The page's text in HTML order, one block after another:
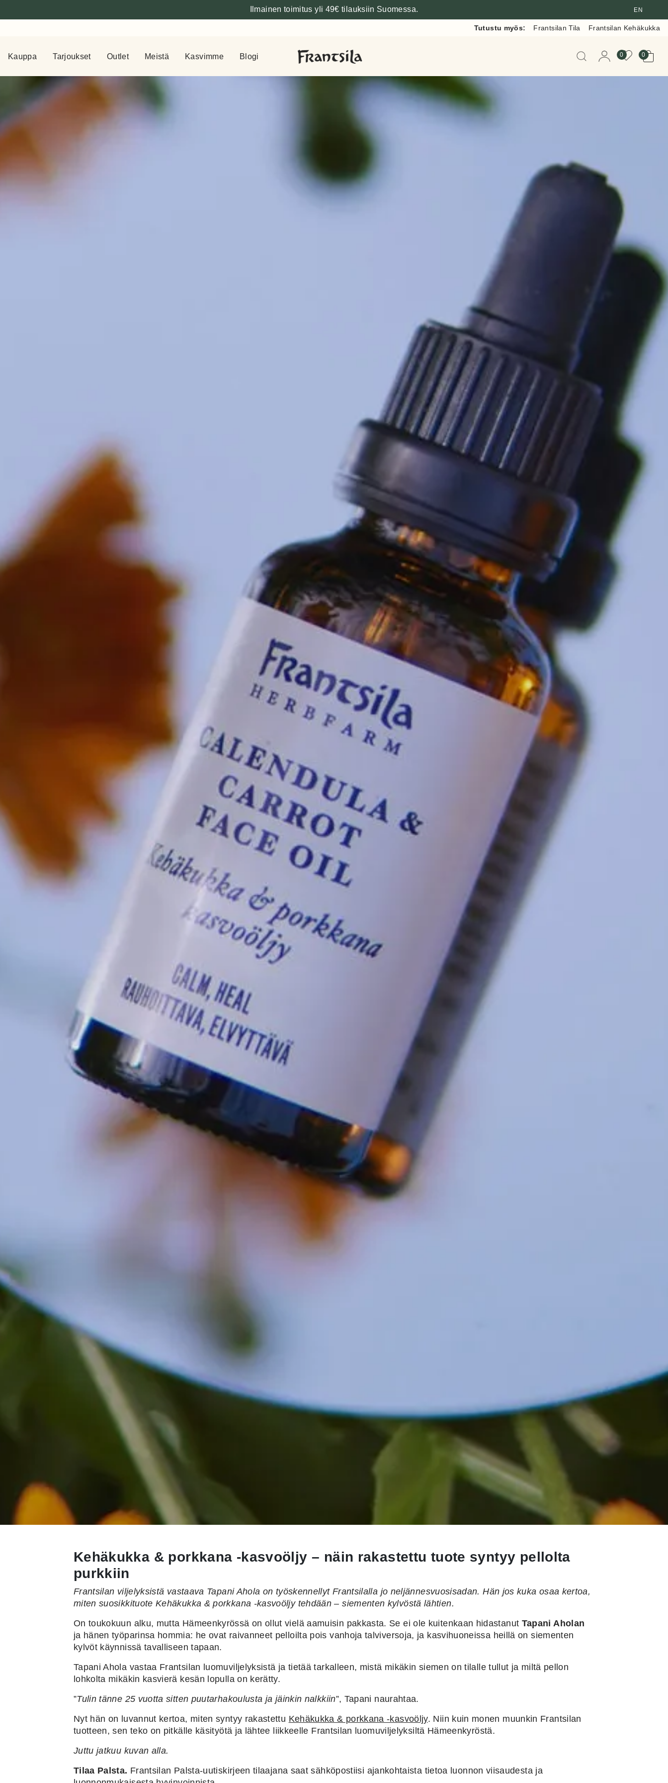
Ilmainen toimitus yli 49€ tilauksiin Suomessa. EN
Tutustu myös: Frantsilan Tila Frantsilan Kehäkukka
Kauppa Tarjoukset Outlet Meistä Kasvimme Blogi Kun tuloksia tulee,
0 0
Kehäkukka & porkkana -kasvoöljy – näin rakastettu tuote syntyy pellolta
purkkiin
Frantsilan viljelyksistä vastaava Tapani Ahola on työskennellyt Frantsilalla jo neljännesvuosisadan. Hän jos kuka osaa kertoa,
miten suosikkituote Kehäkukka & porkkana -kasvoöljy tehdään – siementen kylvöstä lähtien.
On toukokuun alku, mutta Hämeenkyrössä on ollut vielä aamuisin pakkasta. Se ei ole kuitenkaan hidastanut Tapani Aholan
ja hänen työparinsa hommia: he ovat raivanneet pelloilta pois vanhoja talviversoja, ja kasvihuoneissa heillä on siementen
kylvöt käynnissä tavalliseen tapaan.
Tapani Ahola vastaa Frantsilan luomuviljelyksistä ja tietää tarkalleen, mistä mikäkin siemen on tilalle tullut ja miltä pellon
lohkolta mikäkin kasvierä kesän lopulla on kerätty.
”Tulin tänne 25 vuotta sitten puutarhakoulusta ja jäinkin nalkkiin”, Tapani naurahtaa.
Nyt hän on luvannut kertoa, miten syntyy rakastettu Kehäkukka & porkkana -kasvoöljy. Niin kuin monen muunkin Frantsilan
tuotteen, sen teko on pitkälle käsityötä ja lähtee liikkeelle Frantsilan luomuviljelyksiltä Hämeenkyröstä.
Juttu jatkuu kuvan alla.
Tilaa Palsta. Frantsilan Palsta-uutiskirjeen tilaajana saatsähköpostiisi ajankohtaista tietoa luonnon viisaudestaja